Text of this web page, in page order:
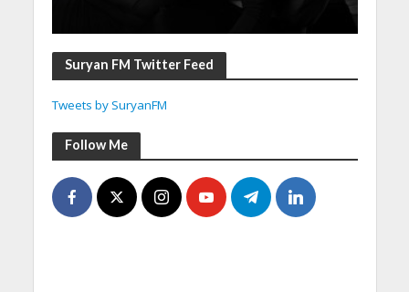
Suryan FM Twitter Feed
Tweets by SuryanFM
Follow Me